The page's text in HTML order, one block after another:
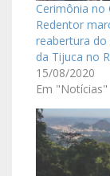
Cerimônia no
Redentor
reabertura do
da Tijuca no
15/08/2020
Em "Notícias"